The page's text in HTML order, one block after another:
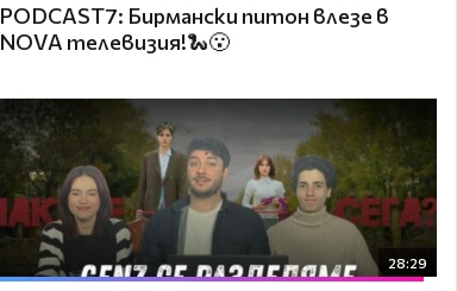
PODCAST7: Бирмански питон влезе в
NOVA телевизия!🐍😮
28:29